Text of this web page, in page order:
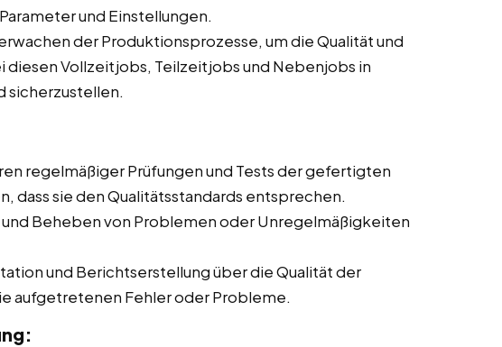
und Einstellungen.
der Produktionsprozesse, um die Qualität und
diesen Vollzeitjobs, Teilzeitjobs und Nebenjobs in
sicherzustellen.
regelmäßiger Prüfungen und Tests der gefertigten
dass sie den Qualitätsstandards entsprechen.
Beheben von Problemen oder Unregelmäßigkeiten
und Berichtserstellung über die Qualität der
aufgetretenen Fehler oder Probleme.